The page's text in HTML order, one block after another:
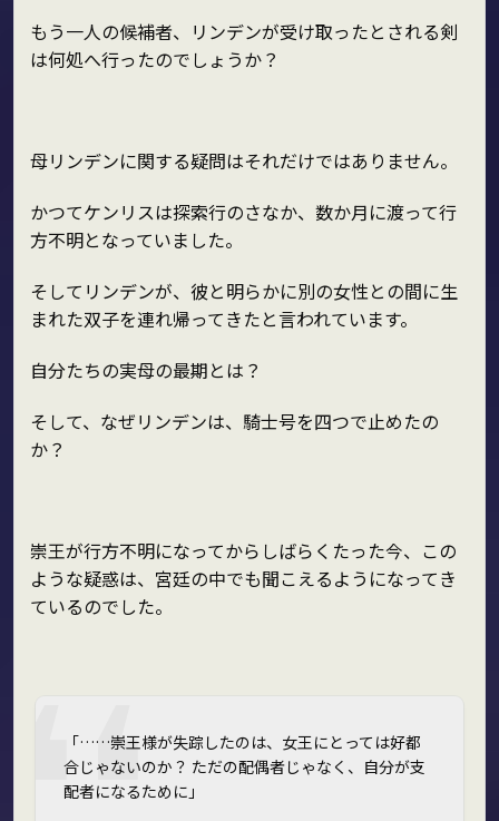
もう一人の候補者、リンデンが受け取ったとされる剣
は何処へ行ったのでしょうか？
母リンデンに関する疑問はそれだけではありません。
かつてケンリスは探索行のさなか、数か月に渡って行
方不明となっていました。
そしてリンデンが、彼と明らかに別の女性との間に生
まれた双子を連れ帰ってきたと言われています。
自分たちの実母の最期とは？
そして、なぜリンデンは、騎士号を四つで止めたの
か？
崇王が行方不明になってからしばらくたった今、この
ような疑惑は、宮廷の中でも聞こえるようになってき
ているのでした。
「……崇王様が失踪したのは、女王にとっては好都
合じゃないのか？ ただの配偶者じゃなく、自分が支
配者になるために」